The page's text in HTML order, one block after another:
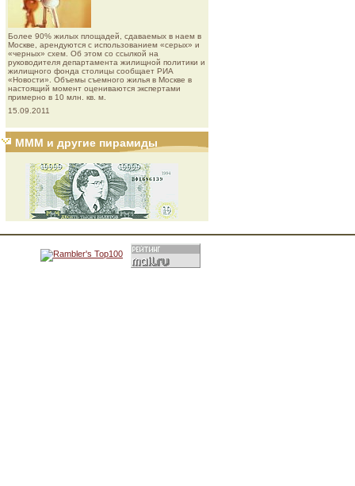
Более 90% жилых площадей, сдаваемых в наем в
Москве, арендуются с использованием «серых» и
«черных» схем. Об этом со ссылкой на
руководителя департамента жилищной политики и
жилищного фонда столицы сообщает РИА
«Новости». Объемы съемного жилья в Москве в
настоящий момент оцениваются экспертами
примерно в 10 млн. кв. м.
15.09.2011
МММ и другие пирамиды